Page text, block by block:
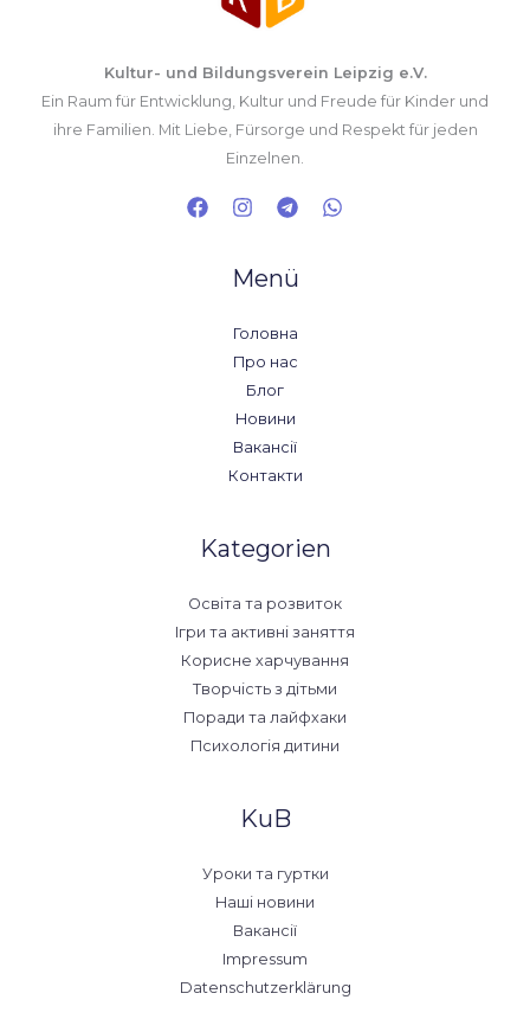
Kultur- und Bildungsverein Leipzig e.V.
Ein Raum für Entwicklung, Kultur und Freude für Kinder und
ihre Familien. Mit Liebe, Fürsorge und Respekt für jeden
Einzelnen.
Menü
Головна
Про нас
Блог
Новини
Вакансії
Контакти
Kategorien
Освіта та розвиток
Ігри та активні заняття
Корисне харчування
Творчість з дітьми
Поради та лайфхаки
Психологія дитини
KuB
Уроки та гуртки
Наші новини
Вакансії
Impressum
Datenschutzerklärung